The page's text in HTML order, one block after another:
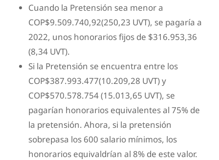
Cuando la Pretensión sea menor a
COP$9.509.740,92(250,23 UVT), se pagaría a
2022, unos honorarios fijos de $316.953,36
(8,34 UVT).
Si la Pretensión se encuentra entre los
COP$387.993.477(10.209,28 UVT) y
COP$570.578.754 (15.013,65 UVT), se
pagarían honorarios equivalentes al 75% de
la pretensión. Ahora, si la pretensión
sobrepasa los 600 salario mínimos, los
honorarios equivaldrían al 8% de este valor.